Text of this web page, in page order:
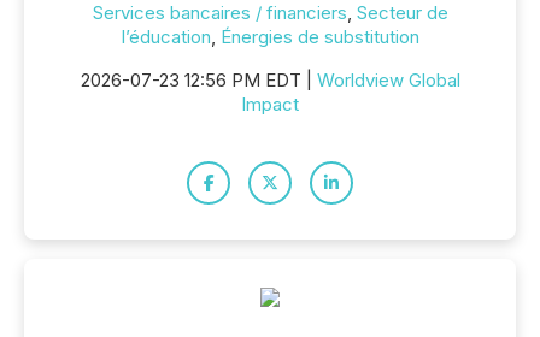
Services bancaires / financiers, Secteur de
l’éducation, Énergies de substitution
2026-07-23 12:56 PM EDT | Worldview Global
Impact